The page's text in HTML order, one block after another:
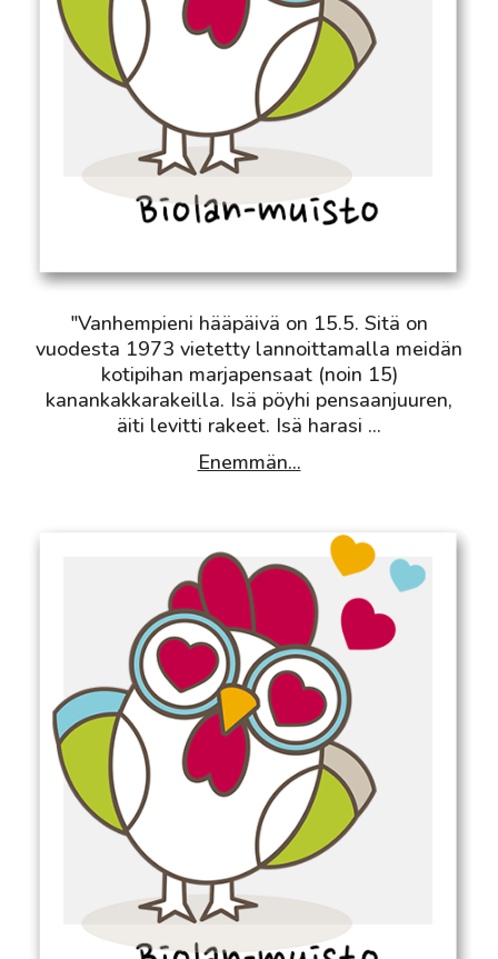
"Vanhempieni hääpäivä on 15.5. Sitä on
vuodesta 1973 vietetty lannoittamalla meidän
kotipihan marjapensaat (noin 15)
kanankakkarakeilla. Isä pöyhi pensaanjuuren,
äiti levitti rakeet. Isä harasi ...
Enemmän...